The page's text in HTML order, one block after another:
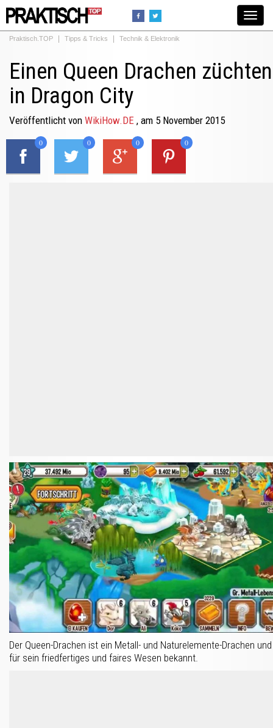
Toggle
Praktisch.TOP Tipps & Tricks Technik & Elektronik
Einen Queen Drachen züchten
in Dragon City
Veröffentlicht von WikiHow.DE , am 5 November 2015
0 0 0 0
Der Queen-Drachen ist ein Metall- und Naturelemente-Drachen und
für sein friedfertiges und faires Wesen bekannt.